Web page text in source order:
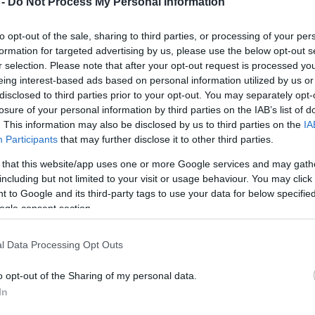
opt-out of the sale, sharing to third parties, or processing of your
for targeted advertising by us, please use the below opt-out
selection. Please note that after your opt-out request is processed
interest-based ads based on personal information utilized by us
to third parties prior to your opt-out. You may separately
of your personal information by third parties on the IAB’s list of
This information may also be disclosed by us to third parties on the
Participants that may further disclose it to other third parties.
that this website/app uses one or more Google services and may
but not limited to your visit or usage behaviour. You may
to Google and its third-party tags to use your data for below
consent section.
Data Processing Opt Outs
opt-out of the Sharing of my personal data.
munkájáért az indianai Notre Dame Egyetem
meg vasárnap. "A színészetből élek, az
a 67 esztendős sztár az egyetemi
olyan katolikusnak adja a díjat, akinek "a
vagy a tudományokban mutatkozik meg,
az emberiség örökségét".
televízió Az elnök emberei című sorozatában
elnököt, a Notre Dame Egyetemről
tartja magát. Korábban többször letartóztatták
elleni békés tüntetéseken való részvételéért,
személyes munkájával is sokat segített a
kiállt a bevándorolt munkások emberi jogaiért
A
A